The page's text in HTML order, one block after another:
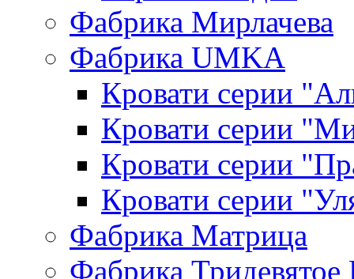
Фабрика Мирлачева
Фабрика UMKA
Кровати серии
Кровати серии
Кровати серии
Кровати серии
Фабрика Матрица
Фабрика Тридевятое